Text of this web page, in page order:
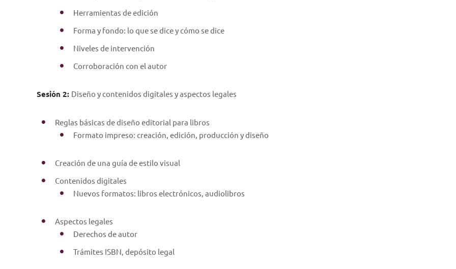
Herramientas de edición
Forma y fondo: lo que se dice y cómo se dice
Niveles de intervención
Corroboración con el autor
Sesión 2: Diseño y contenidos digitales y aspectos legales
Reglas básicas de diseño editorial para libros
Formato impreso: creación, edición, producción y diseño
Creación de una guía de estilo visual
Contenidos digitales
Nuevos formatos: libros electrónicos, audiolibros
Aspectos legales
Derechos de autor
Trámites ISBN, depósito legal